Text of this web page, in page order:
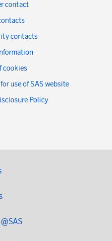
contact
contacts
cookies
use of SAS website
Policy